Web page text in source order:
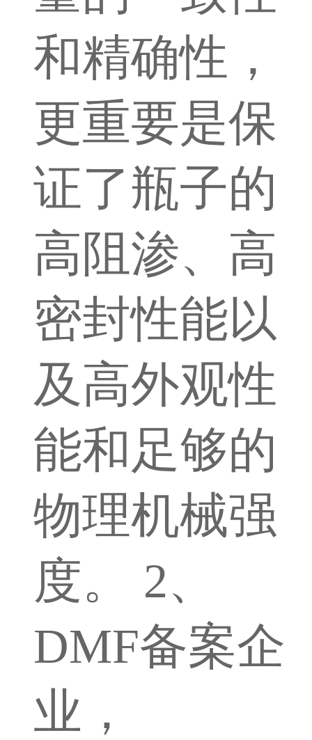
和精确性，
更重要是保
证了瓶子的
高阻渗、高
密封性能以
及高外观性
能和足够的
物理机械强
度。 2、
DMF备案企
业，